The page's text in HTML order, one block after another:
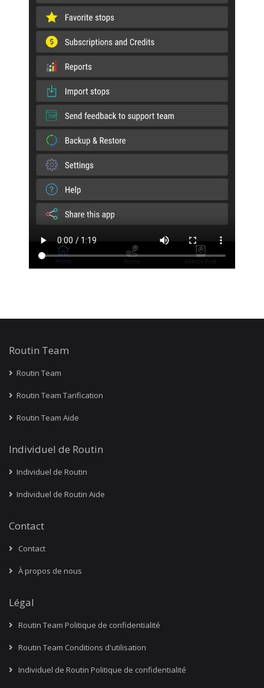
Routin Team
Routin Team
Routin Team Tarification
Routin Team Aide
Individuel de Routin
Individuel de Routin
Individuel de Routin Aide
Contact
Contact
À propos de nous
Légal
Routin Team Politique de confidentialité
Routin Team Conditions d'utilisation
Individuel de Routin Politique de confidentialité